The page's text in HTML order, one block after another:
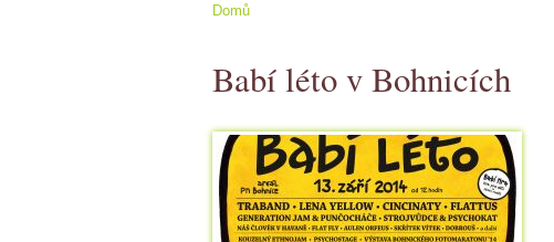
Domů
Babí léto v Bohnicích